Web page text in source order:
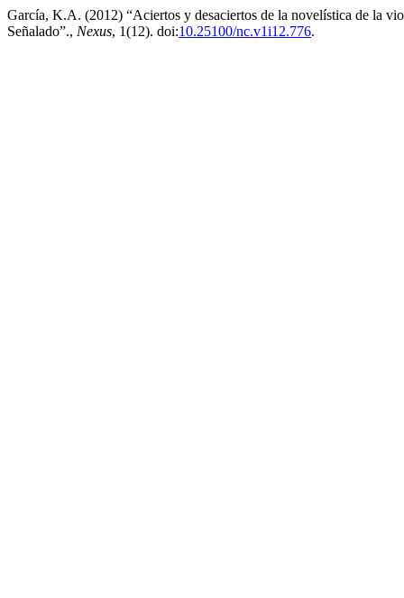
García, K.A. (2012) “Aciertos y desaciertos de la novelística de la
Señalado”., Nexus, 1(12). doi:10.25100/nc.v1i12.776.